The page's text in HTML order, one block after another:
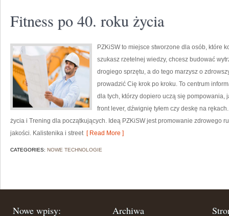
Fitness po 40. roku życia
PZKiSW to miejsce stworzone dla osób, które
szukasz rzetelnej wiedzy, chcesz budować
drogiego sprzętu, a do tego marzysz o
prowadzić Cię krok po kroku. To centrum
dla tych, którzy dopiero uczą się pompowania,
front lever, dźwignię tyłem czy deskę na
życia i Trening dla początkujących. Ideą PZKiSW jest promowanie zdrowego
jakości. Kalistenika i street[ Read More ]
CATEGORIES: NOWE TECHNOLOGIE
Nowe wpisy: Archiwa